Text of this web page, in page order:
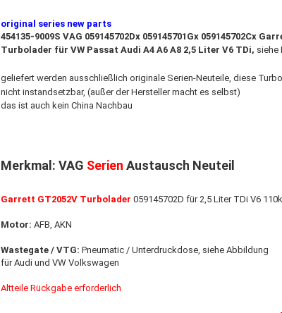
​original series new parts
454135-9009S VAG 059145702Dx 059145701Gx 059145702Cx
Turbolader für VW Passat Audi A4 A6 A8 2,5 Liter V6 TDi, siehe
geliefert werden ausschließlich originale Serien-Neuteile, diese
nicht instandsetzbar, (außer der Hersteller macht es selbst)
das ist auch ​kein China Nachbau
Merkmal: VAG Serien Austausch Neuteil
Garrett GT2052V Turbolader 059145702D für 2,5 Liter TDi V6
Motor: AFB, AKN
Wastegate / VTG: Pneumatic / Unterdruckdose, siehe Abbildung
für Audi und VW Volkswagen
Altteile Rückgabe erforderlich